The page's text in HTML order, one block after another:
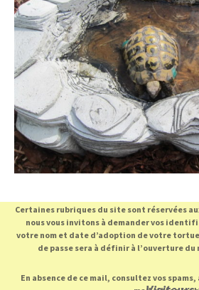
Certaines rubriques du site sont réservées
nous vous invitons à demander vos
votre nom et date d’adoption de votre
de passe sera à définir à l’ouverture
En absence de ce mail, consultez vos